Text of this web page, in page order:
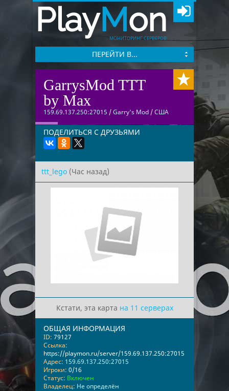
PlayMon
МОНИТОРИНГ СЕРВЕРОВ
ПЕРЕЙТИ В...
GarrysMod TTT
by Max
159.69.137.250:27015 /Garry's Mod /США
ПОДЕЛИТЬСЯ С ДРУЗЬЯМИ
ttt_lego (Час назад)
Кстати, эта карта на 11 серверах
ОБЩАЯ ИНФОРМАЦИЯ
ID: 79127
Ссылка:
https://playmon.ru/server/159.69.137.250:27015
Адрес: 159.69.137.250:27015
Игроки: 0/16
Статус: Включен
Владелец: Не определён